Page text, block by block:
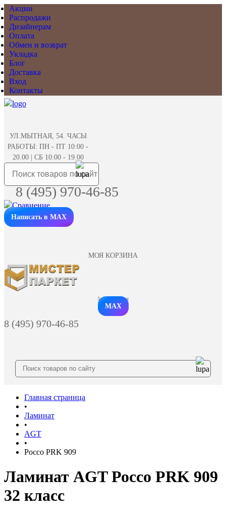
Акции
Распродажи
Дизайнерам
Оплата
Обмен и возврат
Укладка
Блог
Доставка
Вход
Контакты
УЛ.МЫТНАЯ, 54. ЧАСЫ
РАБОТЫ: ПН - ПТ 10:00 -
20.00 | СБ 10:00 - 19.00
8 (495) 970-46-85
Написать в MAX
МОЯ КОРЗИНА
Заказать звонок
MAX
8 (495) 970-46-85
Главная страница
•
Ламинат
•
AGT
•
Россо PRK 909
Ламинат AGT Россо PRK 909
32 класс